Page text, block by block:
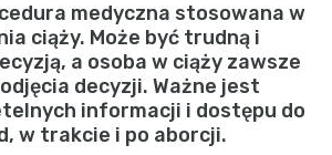
medyczna stosowana w
ciąży. Może być trudną i
a osoba w ciąży zawsze
decyzji. Ważne jest
informacji i dostępu do
w trakcie i po aborcji.